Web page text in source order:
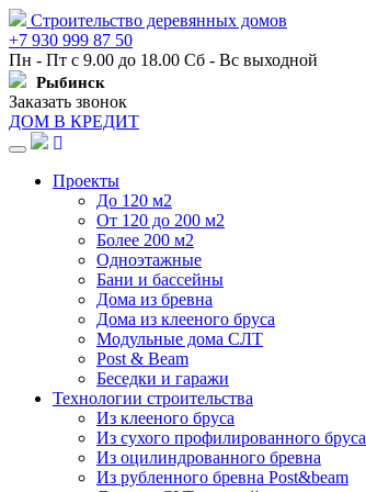
Строительство деревянных домов
+7 930 999 87 50
Пн - Пт с 9.00 до 18.00 Сб - Вс выходной
Рыбинск
Заказать звонок
ДОМ В КРЕДИТ
Навигация
Проекты
До 120 м2
От 120 до 200 м2
Более 200 м2
Одноэтажные
Бани и бассейны
Дома из бревна
Дома из клееного бруса
Модульные дома СЛТ
Post & Beam
Беседки и гаражи
Технологии строительства
Из клееного бруса
Из сухого профилированного бруса
Из оцилиндрованного бревна
Из рубленного бревна Post&beam